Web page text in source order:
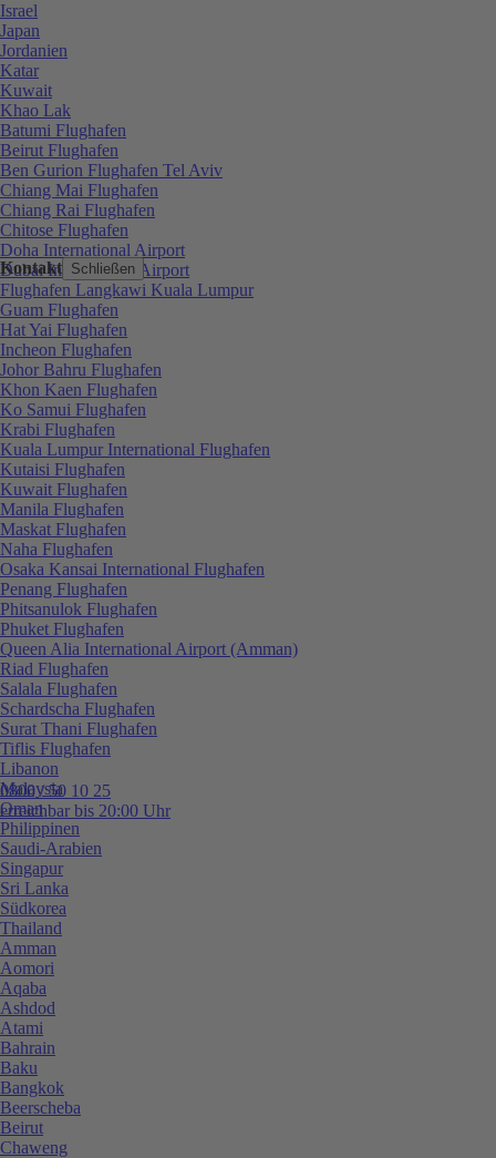
Kontakt Schließen
0800 / 50 10 25
erreichbar bis 20:00 Uhr
Israel
Japan
Jordanien
Katar
Kuwait
Khao Lak
Batumi Flughafen
Beirut Flughafen
Ben Gurion Flughafen Tel Aviv
Chiang Mai Flughafen
Chiang Rai Flughafen
Chitose Flughafen
Doha International Airport
Dubai International Airport
Flughafen Langkawi Kuala Lumpur
Guam Flughafen
Hat Yai Flughafen
Incheon Flughafen
Johor Bahru Flughafen
Khon Kaen Flughafen
Ko Samui Flughafen
Krabi Flughafen
Kuala Lumpur International Flughafen
Kutaisi Flughafen
Kuwait Flughafen
Manila Flughafen
Maskat Flughafen
Naha Flughafen
Osaka Kansai International Flughafen
Penang Flughafen
Phitsanulok Flughafen
Phuket Flughafen
Queen Alia International Airport (Amman)
Riad Flughafen
Salala Flughafen
Schardscha Flughafen
Surat Thani Flughafen
Tiflis Flughafen
Libanon
Malaysia
Oman
Philippinen
Saudi-Arabien
Singapur
Sri Lanka
Südkorea
Thailand
Amman
Aomori
Aqaba
Ashdod
Atami
Bahrain
Baku
Bangkok
Beerscheba
Beirut
Chaweng